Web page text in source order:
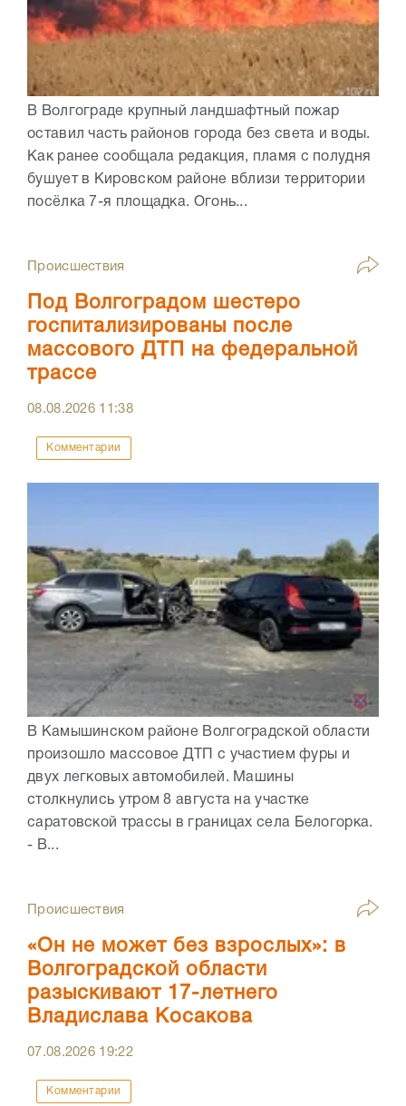
В Волгограде крупный ландшафтный пожар
оставил часть районов города без света и воды.
Как ранее сообщала редакция, пламя с полудня
бушует в Кировском районе вблизи территории
посёлка 7-я площадка. Огонь...
Происшествия
Под Волгоградом шестеро
госпитализированы после
массового ДТП на федеральной
трассе
08.08.2026 11:38
Комментарии
В Камышинском районе Волгоградской области
произошло массовое ДТП с участием фуры и
двух легковых автомобилей. Машины
столкнулись утром 8 августа на участке
саратовской трассы в границах села Белогорка.
- В...
Происшествия
«Он не может без взрослых»: в
Волгоградской области
разыскивают 17-летнего
Владислава Косакова
07.08.2026 19:22
Комментарии